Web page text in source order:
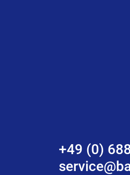
+49 (0)